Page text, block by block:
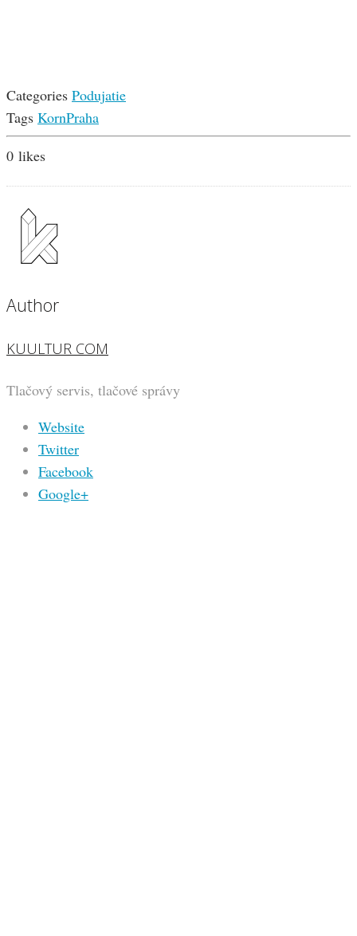
Categories Podujatie
Tags KornPraha
0 likes
Author
KUULTUR COM
Tlačový servis, tlačové správy
Website
Twitter
Facebook
Google+